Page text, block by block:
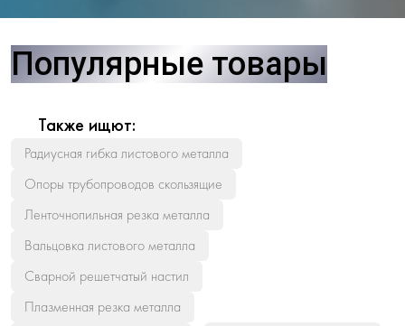
Популярные товары
Также ищют:
Радиусная гибка листового металла
Опоры трубопроводов скользящие
Ленточнопильная резка металла
Вальцовка листового металла
Сварной решетчатый настил
Плазменная резка металла